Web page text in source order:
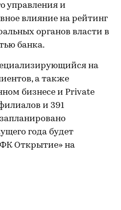
управления и
влияние на рейтинг
органов власти в
банка.
на
а также
бизнесе и Private
и 391
года будет
Открытие» на